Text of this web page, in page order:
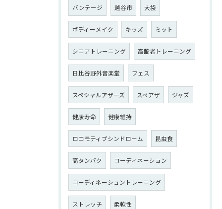
バンテージ 越谷市 大袋
ボディーメイク キッズ ミット
シニアトレーニング 高齢者トレーニング
日比谷野外音楽堂 フェス
スペシャルアザーズ スペアザ ジャズ
健康寿命 健康維持
ロコモティブシンドローム 昆虫食
高タンパク コーディネーション
コーディネーショントレーニング
ストレッチ 柔軟性